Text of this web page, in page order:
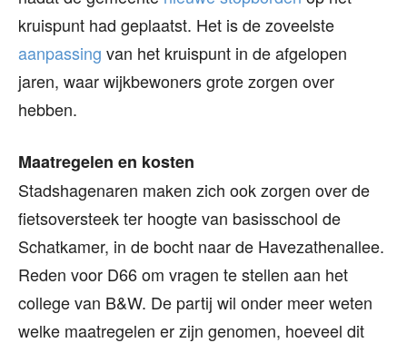
kruispunt had geplaatst. Het is de zoveelste
aanpassing van het kruispunt in de afgelopen
jaren, waar wijkbewoners grote zorgen over
hebben.
Maatregelen en kosten
Stadshagenaren maken zich ook zorgen over de
fietsoversteek ter hoogte van basisschool de
Schatkamer, in de bocht naar de Havezathenallee.
Reden voor D66 om vragen te stellen aan het
college van B&W. De partij wil onder meer weten
welke maatregelen er zijn genomen, hoeveel dit